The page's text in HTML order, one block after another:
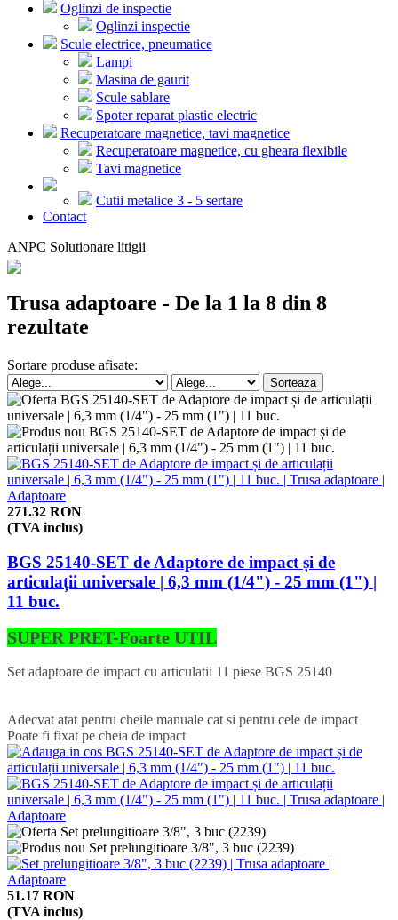
Oglinzi de inspectie
Oglinzi inspectie
Scule electrice, pneumatice
Lampi
Masina de gaurit
Scule sablare
Spoter reparat plastic electric
Recuperatoare magnetice, tavi magnetice
Recuperatoare magnetice, cu gheara flexibile
Tavi magnetice
Cutii metalice 3 - 5 sertare
Contact
ANPC Solutionare litigii
Trusa adaptoare - De la 1 la 8 din 8
rezultate
Sortare produse afisate:
271.32 RON
(TVA inclus)
BGS 25140-SET de Adaptore de impact și de
articulații universale | 6,3 mm (1/4") - 25 mm (1") |
11 buc.
SUPER PRET-Foarte UTIL
Set adaptoare de impact cu articulatii 11 piese BGS 25140
Adecvat atat pentru cheile manuale cat si pentru cele de impact
Poate fi fixat pe cheia de impact
51.17 RON
(TVA inclus)